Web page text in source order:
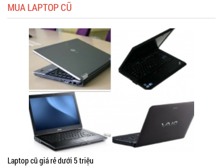
MUA LAPTOP CŨ
Laptop cũ giá rẻ dưới 5 triệu